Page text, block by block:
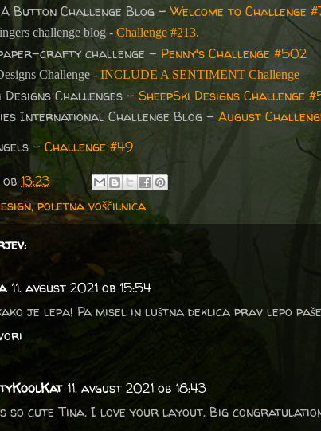
A Button Challenge Blog -Welcome to Challenge
challenge blog - Challenge #213.
paper-crafty challenge - Penny's Challenge #502
Challenge - INCLUDE A SENTIMENT Challenge
Designs Challenges - SheepSki Designs Challenge
International Challenge Blog - August
- Challenge #49
ob 13:23
,poletna voščilnica
11. avgust 2021 ob 15:54
je lepa! Pa misel in luštna deklica prav lepo
11. avgust 2021 ob 18:43
so cute Tina. I love your layout. Big